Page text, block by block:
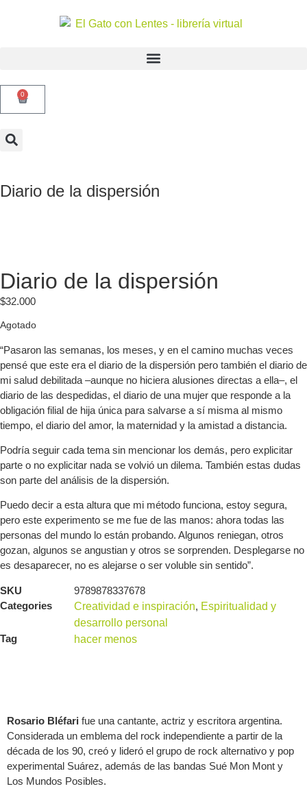
0
Diario de la dispersión
Diario de la dispersión
$32.000
Agotado
“Pasaron las semanas, los meses, y en el camino muchas veces
pensé que este era el diario de la dispersión pero también el diario de
mi salud debilitada –aunque no hiciera alusiones directas a ella–, el
diario de las despedidas, el diario de una mujer que responde a la
obligación filial de hija única para salvarse a sí misma al mismo
tiempo, el diario del amor, la maternidad y la amistad a distancia.
Podría seguir cada tema sin mencionar los demás, pero explicitar
parte o no explicitar nada se volvió un dilema. También estas dudas
son parte del análisis de la dispersión.
Puedo decir a esta altura que mi método funciona, estoy segura,
pero este experimento se me fue de las manos: ahora todas las
personas del mundo lo están probando. Algunos reniegan, otros
gozan, algunos se angustian y otros se sorprenden. Desplegarse no
es desaparecer, no es alejarse o ser voluble sin sentido”.
SKU
9789878337678
Categories
Creatividad e inspiración, Espiritualidad y
desarrollo personal
Tag
hacer menos
Rosario Bléfari fue una cantante, actriz y escritora argentina.
Considerada un emblema del rock independiente a partir de la
década de los 90, creó y lideró el grupo de rock alternativo y pop
experimental Suárez, además de las bandas Sué Mon Mont y
Los Mundos Posibles.